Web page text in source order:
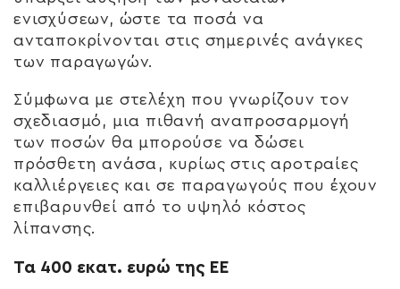
ενισχύσεων, ώστε τα ποσά να
ανταποκρίνονται στις σημερινές ανάγκες
των παραγωγών.
Σύμφωνα με στελέχη που γνωρίζουν τον
σχεδιασμό, μια πιθανή αναπροσαρμογή
των ποσών θα μπορούσε να δώσει
πρόσθετη ανάσα, κυρίως στις αροτραίες
καλλιέργειες και σε παραγωγούς που έχουν
επιβαρυνθεί από το υψηλό κόστος
λίπανσης.
Τα 400 εκατ. ευρώ της ΕΕ